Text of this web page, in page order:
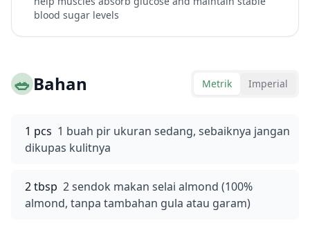
blood sugar levels
🥗Bahan Metrik Imperial
1 pcs 1 buah pir ukuran sedang, sebaiknya jangan
dikupas kulitnya
2 tbsp 2 sendok makan selai almond (100%
almond, tanpa tambahan gula atau garam)